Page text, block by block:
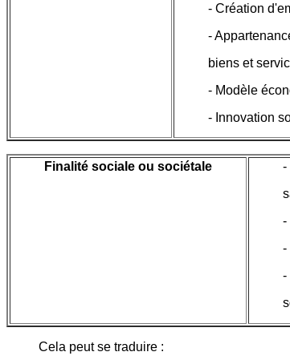
- Création
-
biens et
- Modèle
- Innovation
Finalité sociale ou sociétale
-
-
-
-
Cela peut se traduire :